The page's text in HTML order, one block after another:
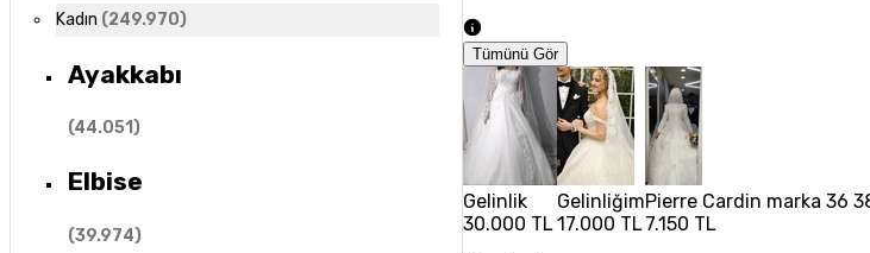
Kadın (249.970)
Ayakkabı
(44.051)
Elbise
(39.974)
Tümünü Gör
Gelinlik
30.000 TL
Gelinliğim
17.000 TL
Pierre Cardin marka 36
7.150 TL